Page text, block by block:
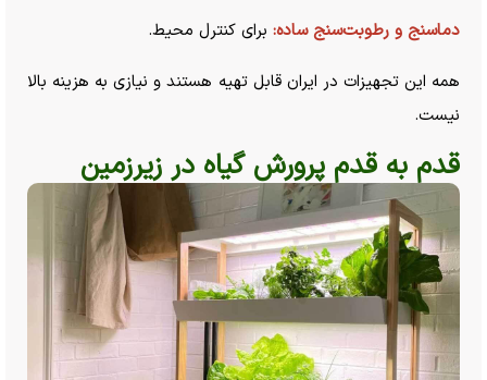
دماسنج و رطوبت‌سنج ساده: برای کنترل محیط.
همه این تجهیزات در ایران قابل تهیه هستند و نیازی به هزینه بالا
نیست.
قدم به قدم پرورش گیاه در زیرزمین